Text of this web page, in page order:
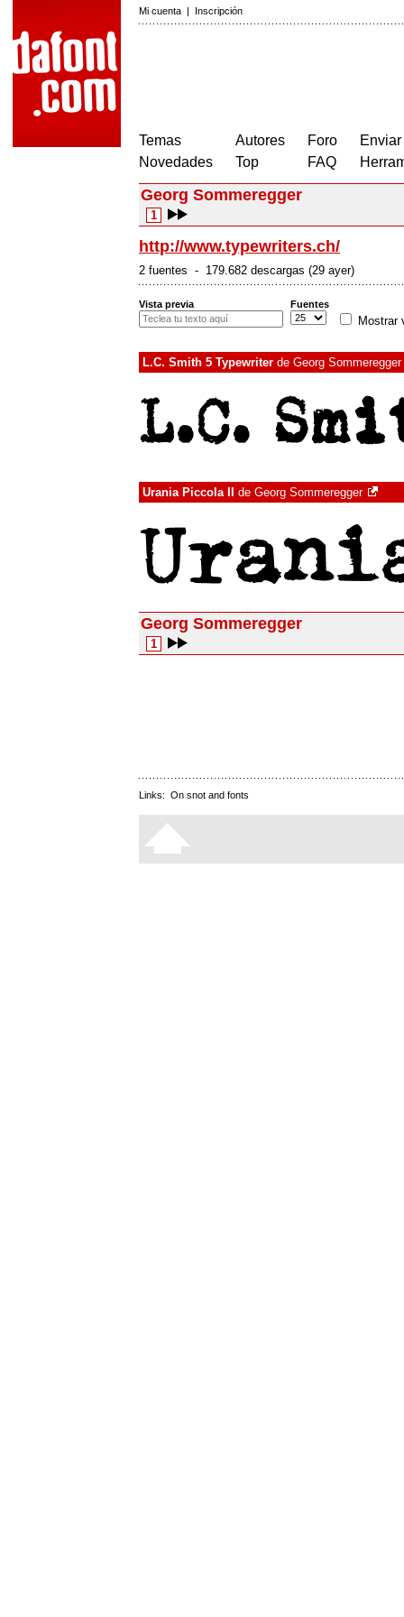
Mi cuenta | Inscripción
Temas
Novedades
Autores
Top
Foro
FAQ
Georg Sommeregger
1
http://www.typewriters.ch/
2 fuentes - 179.682 descargas (29 ayer)
Vista previa Fuentes
Mostrar
L.C. Smith 5 Typewriter de Georg Sommeregger
Urania Piccola II de Georg Sommeregger
Georg Sommeregger
1
Links: On snot and fonts